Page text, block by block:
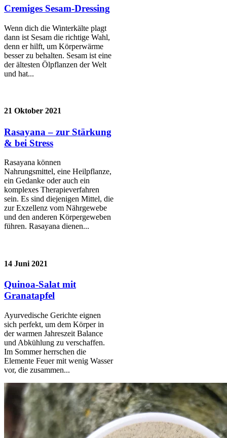
Cremiges Sesam-Dressing
Wenn dich die Winterkälte plagt
dann ist Sesam die richtige Wahl,
denn er hilft, um Körperwärme
besser zu behalten. Sesam ist eine
der ältesten Ölpflanzen der Welt
und hat...
21 Oktober 2021
Rasayana – zur Stärkung
& bei Stress
Rasayana können
Nahrungsmittel, eine Heilpflanze,
ein Gedanke oder auch ein
komplexes Therapieverfahren
sein. Es sind diejenigen Mittel, die
zur Exzellenz vom Nährgewebe
und den anderen Körpergeweben
führen. Rasayana dienen...
14 Juni 2021
Quinoa-Salat mit
Granatapfel
Ayurvedische Gerichte eignen
sich perfekt, um dem Körper in
der warmen Jahreszeit Balance
und Abkühlung zu verschaffen.
Im Sommer herrschen die
Elemente Feuer mit wenig Wasser
vor, die zusammen...